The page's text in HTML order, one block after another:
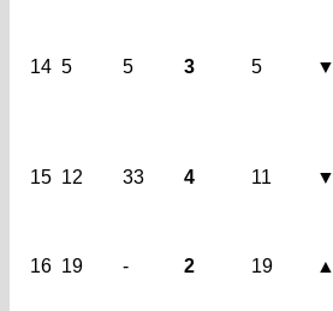
14 5 5 3 5 ▼
15 12 33 4 11 ▼
16 19 - 2 19 ▲